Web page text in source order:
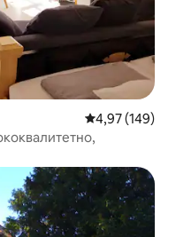
Просечна
4,97 (149)